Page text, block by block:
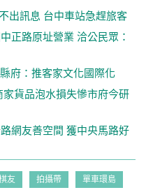
出訊息 台中車站急趕旅客
正路原址營業 洽公民眾：
府：推客家文化國際化
貨品泡水損失慘市府今研
網友善空間 獲中央馬路好
友 拍攝帶 單車環島